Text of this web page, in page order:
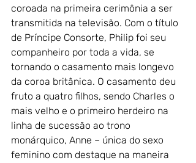
coroada na primeira cerimônia a ser
transmitida na televisão. Com o título
de Príncipe Consorte, Philip foi seu
companheiro por toda a vida, se
tornando o casamento mais longevo
da coroa britânica. O casamento deu
fruto a quatro filhos, sendo Charles o
mais velho e o primeiro herdeiro na
linha de sucessão ao trono
monárquico, Anne – única do sexo
feminino com destaque na maneira